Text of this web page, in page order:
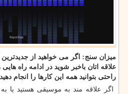
میزان سنج: اگر می خواهید از جدیدترین
علاقه اتان باخبر شوید در ادامه راه
راحتی بتوانید همه این كارها را انجام
اگر علاقه مند به موسیقی هستید یا